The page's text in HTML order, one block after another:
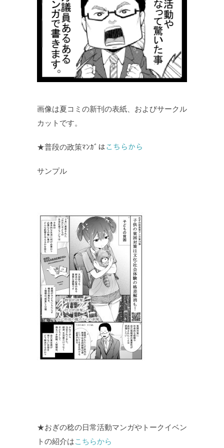
画像は夏コミの新刊の表紙、およびサークル
カットです。
★普段の政策ﾏﾝｶﾞはこちらから
サンプル
★おぎの稔の日常活動マンガやトークイベン
トの紹介はこちらから